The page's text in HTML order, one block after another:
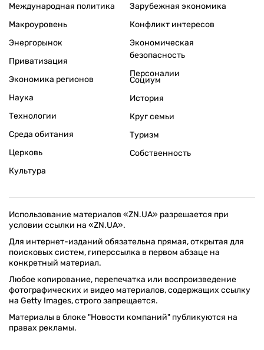
Международная политика
Макроуровень
Энергорынок
Приватизация
Экономика регионов
Зарубежная экономика
Конфликт интересов
Экономическая
безопасность
Персоналии
Наука
Технологии
Среда обитания
Церковь
Культура
Социум
История
Круг семьи
Туризм
Собственность
Использование материалов «ZN.UA» разрешается при
условии ссылки на «ZN.UA».
Для интернет-изданий обязательна прямая, открытая для
поисковых систем, гиперссылка в первом абзаце на
конкретный материал.
Любое копирование, перепечатка или воспроизведение
фотографических и видео материалов, содержащих ссылку
на Getty Images, строго запрещается.
Материалы в блоке "Новости компаний" публикуются на
правах рекламы.